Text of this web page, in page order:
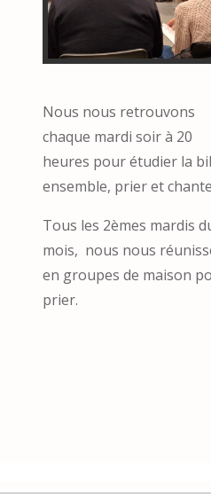
Nous nous retrouvons
chaque mardi soir à 20
heures pour étudier la
ensemble, prier et
Tous les 2èmes mardis
mois, nous nous
en groupes de maison
prier.